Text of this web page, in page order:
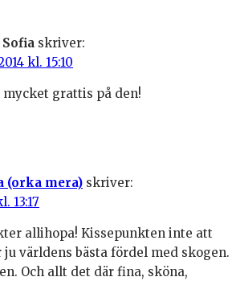
Sofia skriver:
kl. 15:10
mycket grattis på den!
(orka mera) skriver:
13:17
allihopa! Kissepunkten inte att
världens bästa fördel med skogen.
Och allt det där fina, sköna,